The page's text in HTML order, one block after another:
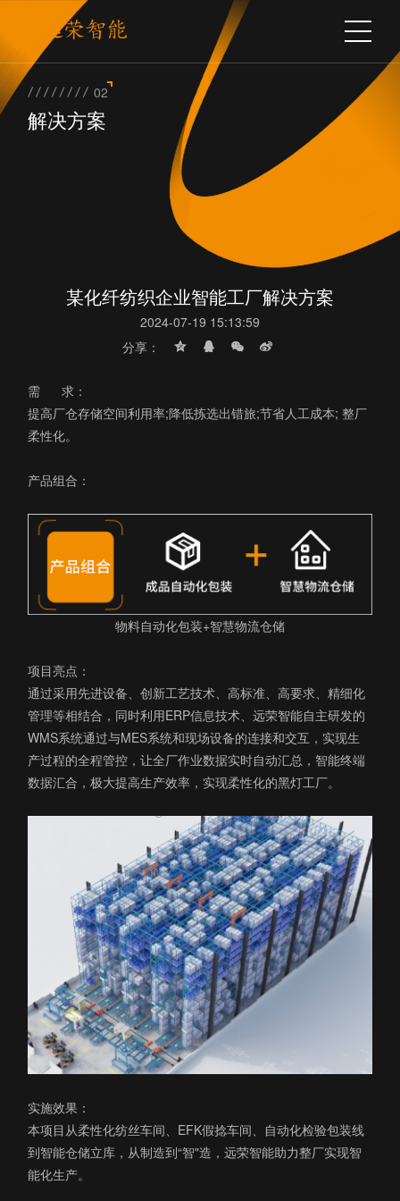
02
解决方案
某化纤纺织企业智能工厂解决方案
2024-07-19 15:13:59
分享：
需 求：
提高厂仓存储空间利用率;降低拣选出错旅;节省人工成本; 整厂
柔性化。
产品组合：
物料自动化包装+智慧物流仓储
项目亮点：
通过采用先进设备、创新工艺技术、高标准、高要求、精细化
管理等相结合，同时利用ERP信息技术、远荣智能自主研发的
WMS系统通过与MES系统和现场设备的连接和交互，实现生
产过程的全程管控，让全厂作业数据实时自动汇总，智能终端
数据汇合，极大提高生产效率，实现柔性化的黑灯工厂。
实施效果：
本项目从柔性化纺丝车间、EFK假捻车间、自动化检验包装线
到智能仓储立库，从制造到“智"造，远荣智能助力整厂实现智
能化生产。